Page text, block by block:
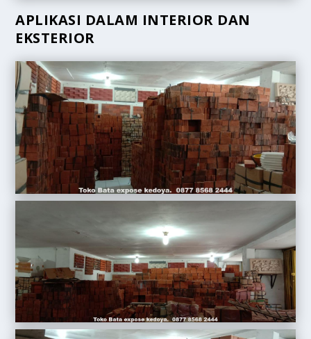
APLIKASI DALAM INTERIOR DAN
EKSTERIOR